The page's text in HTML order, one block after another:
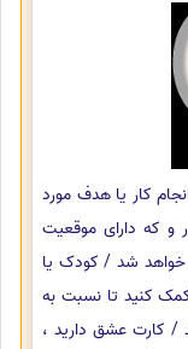
کار یا هدف مورد
و که دارای موقعیت
خواهد شد / کودک یا
کنید تا نسبت به
کارت عشق دارید ،